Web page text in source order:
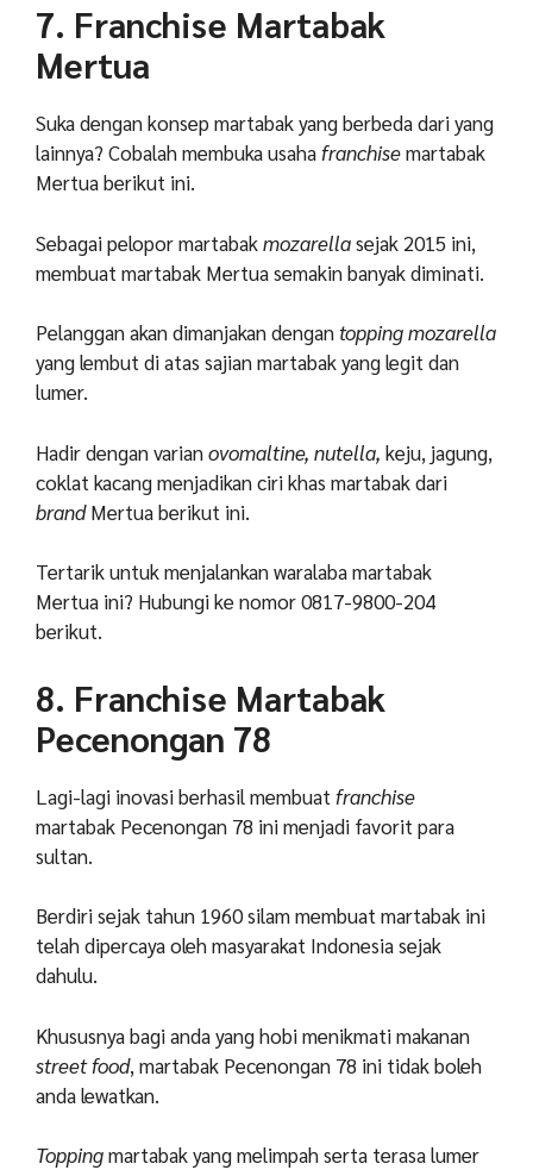
7. Franchise Martabak
Mertua
Suka dengan konsep martabak yang berbeda dari yang
lainnya? Cobalah membuka usahafranchisemartabak
Mertua berikut ini.
Sebagai pelopor martabakmozarellasejak 2015 ini,
membuat martabak Mertua semakin banyak diminati.
Pelanggan akan dimanjakan dengantopping mozarella
yang lembut di atas sajian martabak yang legit dan
lumer.
Hadir dengan varianovomaltine, nutella, keju, jagung,
coklat kacang menjadikan ciri khas martabak dari
brandMertua berikut ini.
Tertarik untuk menjalankan waralaba martabak
Mertua ini? Hubungi ke nomor 0817-9800-204
berikut.
8. Franchise Martabak
Pecenongan 78
Lagi-lagi inovasi berhasil membuat franchise
martabak Pecenongan 78 ini menjadi favorit para
sultan.
Berdiri sejak tahun 1960 silam membuat martabak ini
telah dipercaya oleh masyarakat Indonesia sejak
dahulu.
Khususnya bagi anda yang hobi menikmati makanan
street food, martabak Pecenongan 78 ini tidak boleh
anda lewatkan.
Toppingmartabak yang melimpah serta terasa lumer